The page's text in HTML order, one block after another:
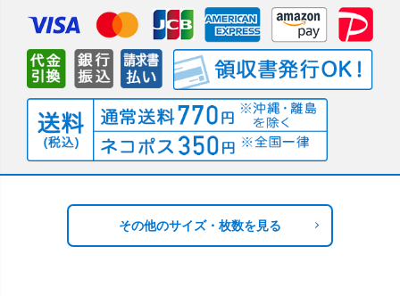
その他のサイズ・枚数を見る